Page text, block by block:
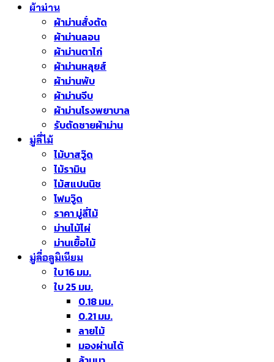
ผ้าม่าน
ผ้าม่านสั่งตัด
ผ้าม่านลอน
ผ้าม่านตาไก่
ผ้าม่านหลุยส์
ผ้าม่านพับ
ผ้าม่านจีบ
ผ้าม่านโรงพยาบาล
รับตัดชายผ้าม่าน
มู่ลี่ไม้
ไม้บาสวู๊ด
ไม้รามิน
ไม้สแปนนิช
โฟมวู๊ด
ราคา มู่ลี่ไม้
ม่านไม้ไผ่
ม่านเยื้อไม้
มู่ลี่อลูมิเนียม
ใบ 16 มม.
ใบ 25 มม.
0.18 มม.
0.21 มม.
ลายไม้
มองผ่านได้